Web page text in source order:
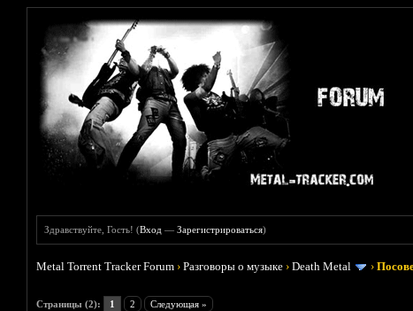
Здравствуйте, Гость! (Вход —Зарегистрироваться)
Metal Torrent Tracker Forum ›Разговоры о музыке ›Death Metal ›
Страницы (2): 1 2 Следующая »Голосов: 2 - Средняя оценка: 1.5
1
2
3
4
5